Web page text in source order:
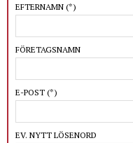
EFTERNAMN (*)
FÖRETAGSNAMN
E-POST (*)
EV. NYTT LÖSENORD